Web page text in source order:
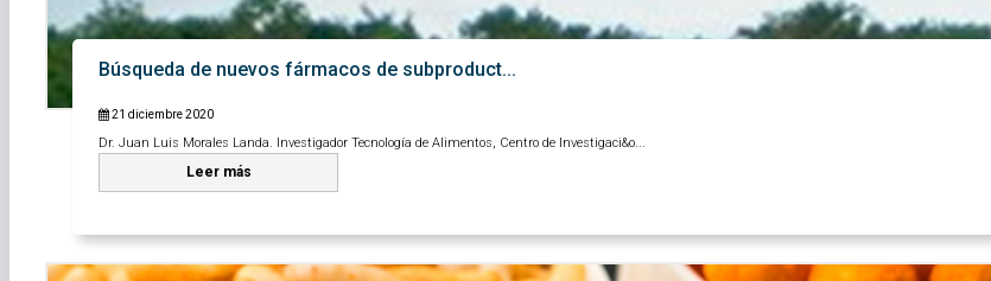
Búsqueda de nuevos fármacos de subproduct...
21 diciembre 2020
Dr. Juan Luis Morales Landa. Investigador Tecnología de Alimentos, Centro de Investigaci&o...
Leer más